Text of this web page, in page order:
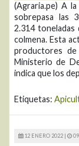
(Agraria.pe) A
sobrepasa las
2.314
colmena. Esta
productores
Ministerio de
indica que los
Etiquetas:
12 ENERO 2022 |